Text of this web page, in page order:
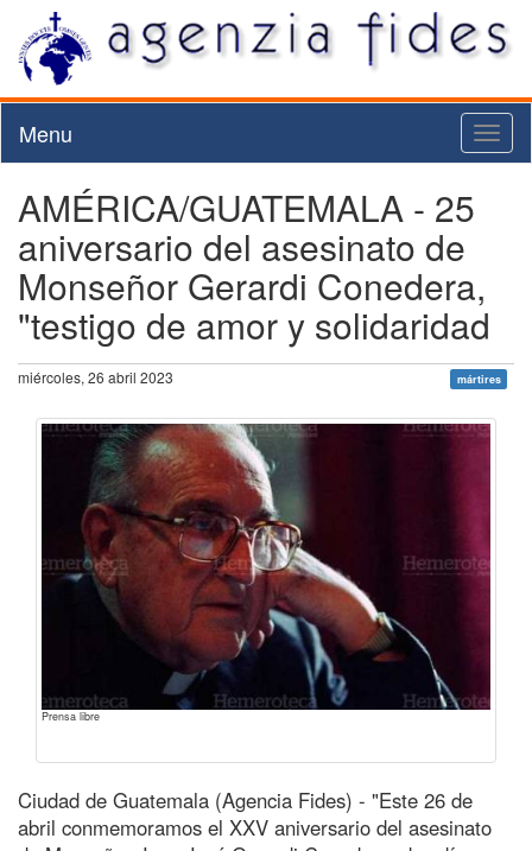
Menu
AMÉRICA/GUATEMALA - 25
aniversario del asesinato de
Monseñor Gerardi Conedera,
"testigo de amor y solidaridad
miércoles, 26 abril 2023 mártires
Prensa libre
Ciudad de Guatemala (Agencia Fides) - "Este 26 de
abril conmemoramos el XXV aniversario del asesinato